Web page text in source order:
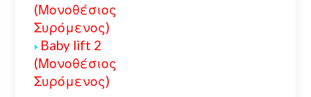
(Μονοθέσιος
Συρόμενος)
Baby lift 2
(Μονοθέσιος
Συρόμενος)